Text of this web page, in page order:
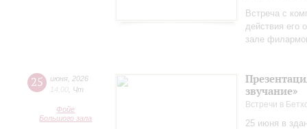
Встреча с
действия его
зале
25 июня 2026
14:00 Чт
Фойе
Большого зала
звучание»
Встречи в
25 июня в